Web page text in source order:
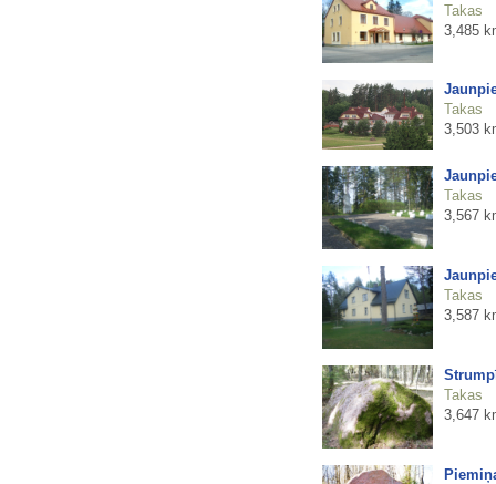
Takas
3,485
Takas
3,503
Takas
3,567
Takas
3,587
Takas
3,647